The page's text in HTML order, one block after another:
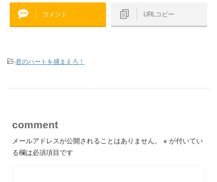
コメント URLコピー
-君のハートを捕まえろ！
comment
メールアドレスが公開されることはありません。 ※ が付いてい
る欄は必須項目です